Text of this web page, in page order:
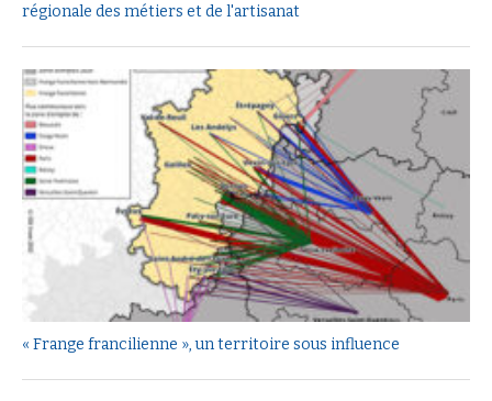
régionale des métiers et de l'artisanat
« Frange francilienne », un territoire sous influence